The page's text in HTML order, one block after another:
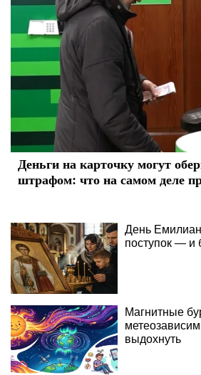
Деньги на карточку могут
штрафом: что на самом деле
День
поступок — и
Магнитные
выдохнуть